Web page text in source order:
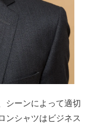
シーンによって適切
ンシャツはビジネス